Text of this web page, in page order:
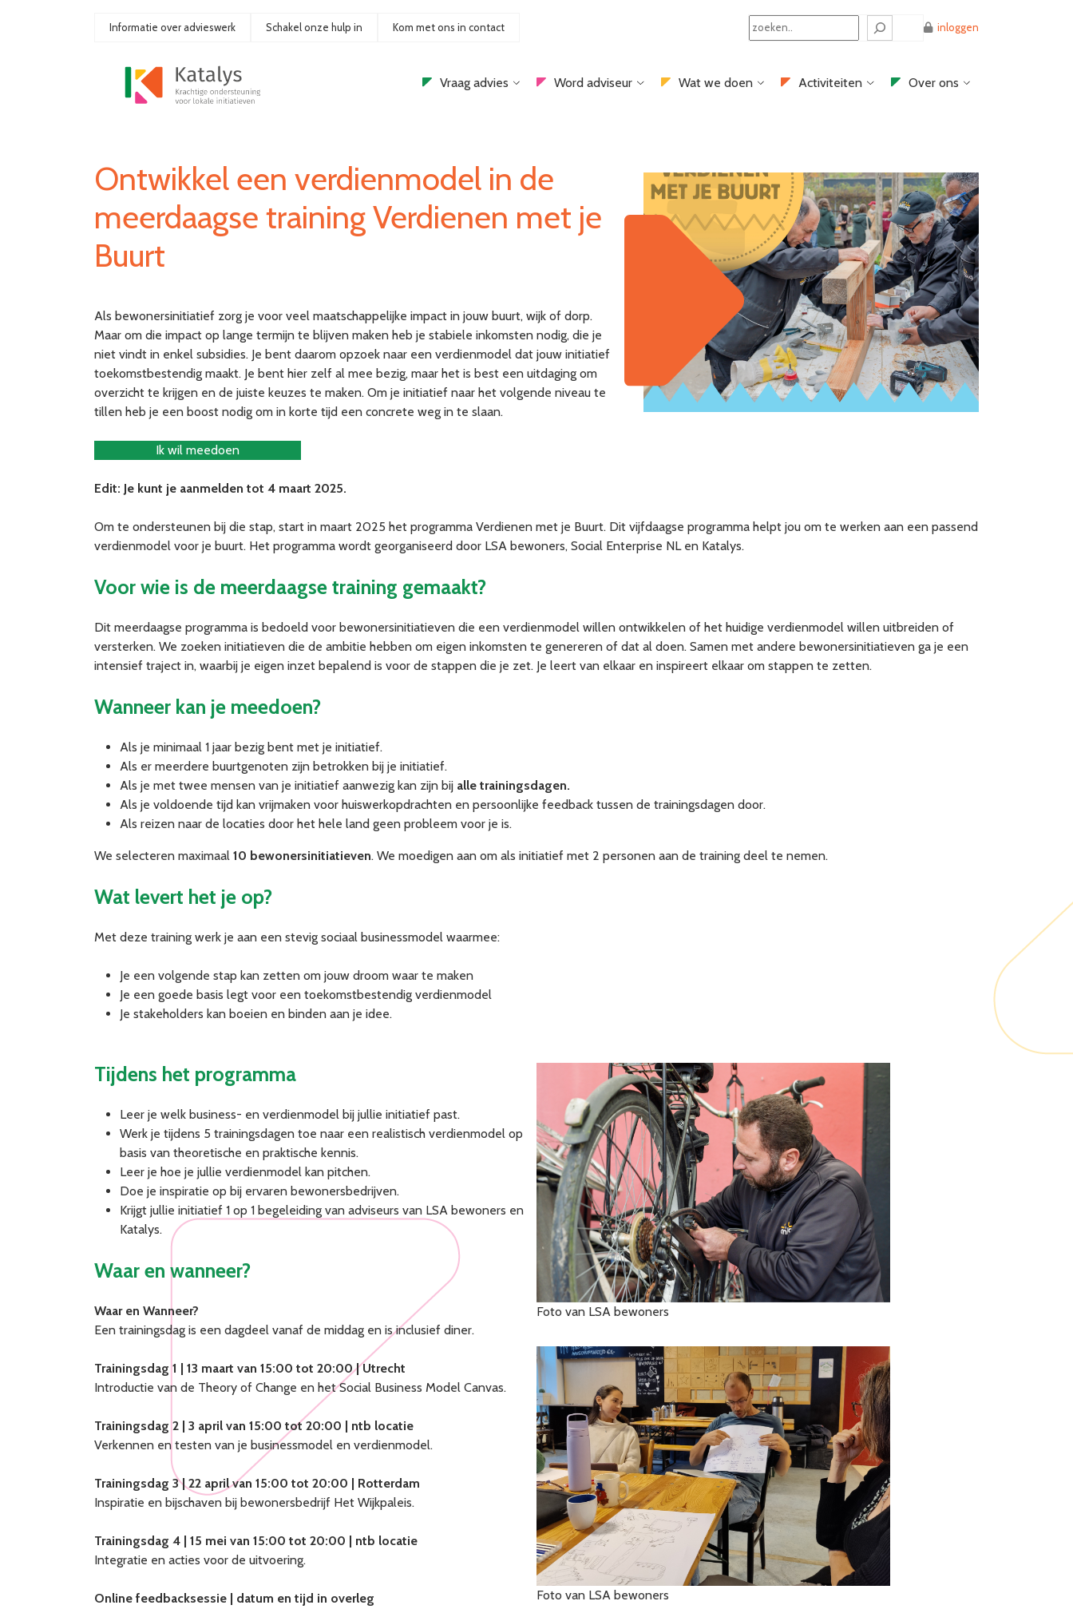
Informatie over advieswerk Schakel onze hulp in Kom met ons in contact
Search
inloggen
Vraag advies Word adviseur Wat we doen Activiteiten Over ons
Ontwikkel een verdienmodel in de
meerdaagse training Verdienen met je
Buurt
Als bewonersinitiatief zorg je voor veel maatschappelijke impact in jouw buurt, wijk of dorp.
Maar om die impact op lange termijn te blijven maken heb je stabiele inkomsten nodig, die je
niet vindt in enkel subsidies. Je bent daarom opzoek naar een verdienmodel dat jouw initiatief
toekomstbestendig maakt. Je bent hier zelf al mee bezig, maar het is best een uitdaging om
overzicht te krijgen en de juiste keuzes te maken. Om je initiatief naar het volgende niveau te
tillen heb je een boost nodig om in korte tijd een concrete weg in te slaan.
Ik wil meedoen
Edit: Je kunt je aanmelden tot 4 maart 2025.
Om te ondersteunen bij die stap, start in maart 2025 het programma Verdienen met je Buurt. Dit vijfdaagse programma helpt jou om te werken aan een passend
verdienmodel voor je buurt. Het programma wordt georganiseerd door LSA bewoners, Social Enterprise NL en Katalys.
Voor wie is de meerdaagse training gemaakt?
Dit meerdaagse programma is bedoeld voor bewonersinitiatieven die een verdienmodel willen ontwikkelen of het huidige verdienmodel willen uitbreiden of
versterken. We zoeken initiatieven die de ambitie hebben om eigen inkomsten te genereren of dat al doen. Samen met andere bewonersinitiatieven ga je een
intensief traject in, waarbij je eigen inzet bepalend is voor de stappen die je zet. Je leert van elkaar en inspireert elkaar om stappen te zetten.
Wanneer kan je meedoen?
Als je minimaal 1 jaar bezig bent met je initiatief.
Als er meerdere buurtgenoten zijn betrokken bij je initiatief.
Als je met twee mensen van je initiatief aanwezig kan zijn bij alle trainingsdagen.
Als je voldoende tijd kan vrijmaken voor huiswerkopdrachten en persoonlijke feedback tussen de trainingsdagen door.
Als reizen naar de locaties door het hele land geen probleem voor je is.
We selecteren maximaal 10 bewonersinitiatieven. We moedigen aan om als initiatief met 2 personen aan de training deel te nemen.
Wat levert het je op?
Met deze training werk je aan een stevig sociaal businessmodel waarmee:
Je een volgende stap kan zetten om jouw droom waar te maken
Je een goede basis legt voor een toekomstbestendig verdienmodel
Je stakeholders kan boeien en binden aan je idee.
Tijdens het programma
Leer je welk business- en verdienmodel bij jullie initiatief past.
Werk je tijdens 5 trainingsdagen toe naar een realistisch verdienmodel op
basis van theoretische en praktische kennis.
Leer je hoe je jullie verdienmodel kan pitchen.
Doe je inspiratie op bij ervaren bewonersbedrijven.
Krijgt jullie initiatief 1 op 1 begeleiding van adviseurs van LSA bewoners en
Katalys.
Waar en wanneer?
Waar en Wanneer?
Een trainingsdag is een dagdeel vanaf de middag en is inclusief diner.
Trainingsdag 1 | 13 maart van 15:00 tot 20:00 | Utrecht
Introductie van de Theory of Change en het Social Business Model Canvas.
Trainingsdag 2 | 3 april van 15:00 tot 20:00 | ntb locatie
Verkennen en testen van je businessmodel en verdienmodel.
Trainingsdag 3 | 22 april van 15:00 tot 20:00 | Rotterdam
Inspiratie en bijschaven bij bewonersbedrijf Het Wijkpaleis.
Trainingsdag 4 | 15 mei van 15:00 tot 20:00 | ntb locatie
Integratie en acties voor de uitvoering.
Online feedbacksessie | datum en tijd in overleg
Foto van LSA bewoners
Foto van LSA bewoners